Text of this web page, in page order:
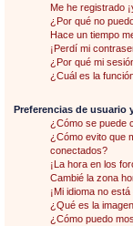
Me he registrado
¿Por qué no
Hace un tiempo
¡Perdí mi
¿Por qué mi
¿Cuál es la
Preferencias de usuario
¿Cómo se puede
¿Cómo evito que
conectados?
¡La hora en los
Cambié la zona
¡Mi idioma no está
¿Qué es la
¿Cómo puedo